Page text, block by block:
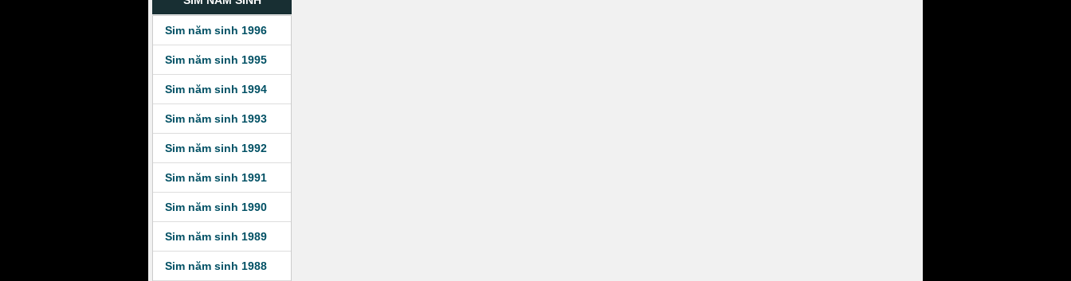
Sim năm sinh 1996
Sim năm sinh 1995
Sim năm sinh 1994
Sim năm sinh 1993
Sim năm sinh 1992
Sim năm sinh 1991
Sim năm sinh 1990
Sim năm sinh 1989
Sim năm sinh 1988